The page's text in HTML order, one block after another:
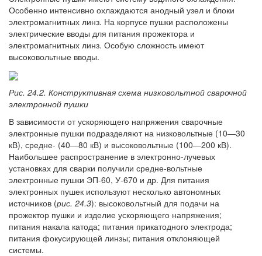
Особенно интенсивно охлаждаются анодный узел и блоки
электромагнитных линз. На корпусе пушки расположены
электрические вводы для питания прожектора и
электромагнитных линз. Особую сложность имеют
высоковольтные вводы.
Рис. 24.2. Конструктивная схема низковольтной сварочной
электронной пушки
В зависимости от ускоряющего напряжения сварочные
электронные пушки подразделяют на низковольтные (10—30
кВ), средне- (40—80 кВ) и высоковольтные (100—200 кВ).
Наибольшее распространение в электронно-лучевых
установках для сварки получили средне-вольтные
электронные пушки ЭП-60, У-670 и др. Для питания
электронных пушек используют несколько автономных
источников (рис. 24.3): высоковольтный для подачи на
прожектор пушки и изделие ускоряющего напряжения;
питания накала катода; питания прикатодного электрода;
питания фокусирующей линзы; питания отклоняющей
системы.